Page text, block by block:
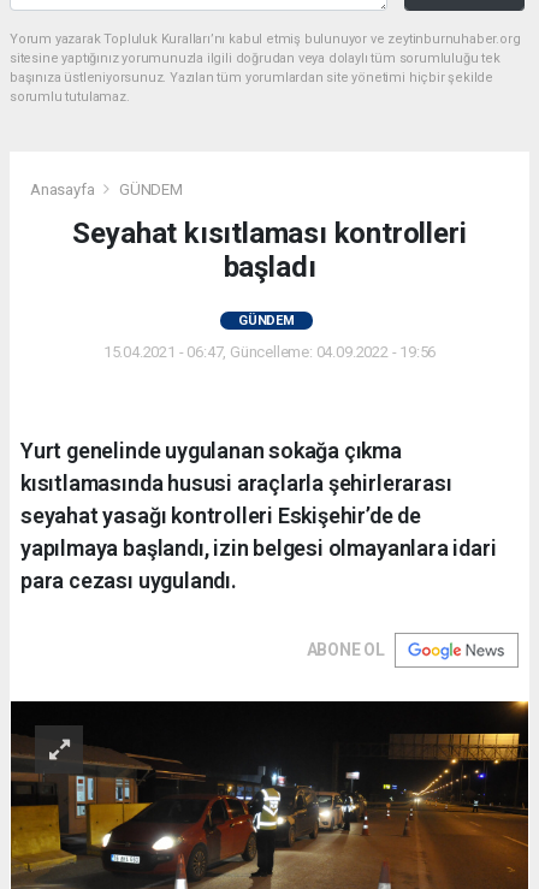
Yorum yazarak Topluluk Kuralları’nı kabul etmiş bulunuyor ve zeytinburnuhaber.org
sitesine yaptığınız yorumunuzla ilgili doğrudan veya dolaylı tüm sorumluluğu tek
başınıza üstleniyorsunuz. Yazılan tüm yorumlardan site yönetimi hiçbir şekilde
sorumlu tutulamaz.
Anasayfa GÜNDEM
Seyahat kısıtlaması kontrolleri
başladı
GÜNDEM
15.04.2021 - 06:47, Güncelleme: 04.09.2022 - 19:56
Yurt genelinde uygulanan sokağa çıkma
kısıtlamasında hususi araçlarla şehirlerarası
seyahat yasağı kontrolleri Eskişehir’de de
yapılmaya başlandı, izin belgesi olmayanlara idari
para cezası uygulandı.
ABONE OL